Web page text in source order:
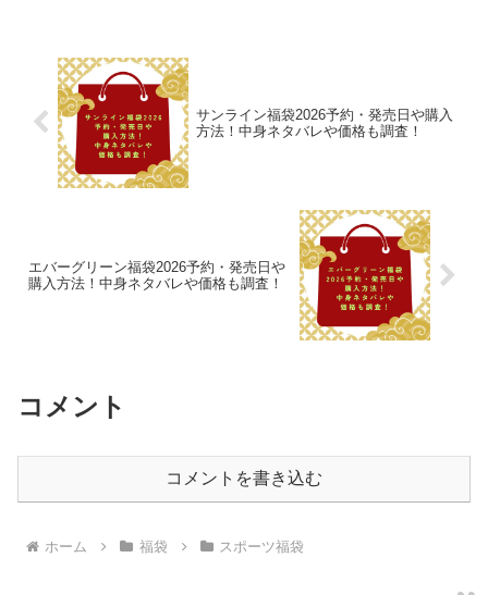
サンライン福袋2026予約・発売日や購入
方法！中身ネタバレや価格も調査！
エバーグリーン福袋2026予約・発売日や
購入方法！中身ネタバレや価格も調査！
コメント
コメントを書き込む
ホーム 福袋 スポーツ福袋